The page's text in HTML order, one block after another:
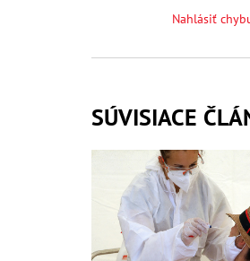
Nahlásiť
SÚVISIACE